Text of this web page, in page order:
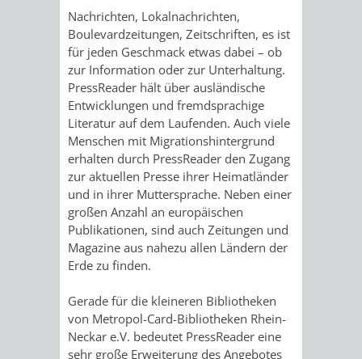
RÄUMEN
WEINHEIM
KRIEGERDENKMAL
SECHS-
MÜHLEN-
TAL
BLOGGER
AUSFLUGSZIELE
TOURIST
INFORMATION
SHOPPING
SPORT
MINIGOLF
SCHWIMMEN
Nachrichten, Lokalnachrichten,
Boulevardzeitungen, Zeitschriften, es ist
für jeden Geschmack etwas dabei – ob
zur Information oder zur Unterhaltung.
PressReader hält über ausländische
Entwicklungen und fremdsprachige
Literatur auf dem Laufenden. Auch viele
Menschen mit Migrationshintergrund
erhalten durch PressReader den Zugang
zur aktuellen Presse ihrer Heimatländer
und in ihrer Muttersprache. Neben einer
großen Anzahl an europäischen
Publikationen, sind auch Zeitungen und
Magazine aus nahezu allen Ländern der
Erde zu finden.
Gerade für die kleineren Bibliotheken
von Metropol-Card-Bibliotheken Rhein-
Neckar e.V. bedeutet PressReader eine
sehr große Erweiterung des Angebotes